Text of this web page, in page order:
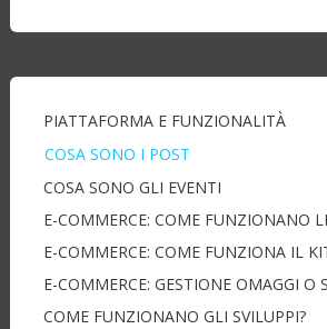
PIATTAFORMA E FUNZIONALITÀ
COSA SONO I POST
COSA SONO GLI EVENTI
E-COMMERCE: COME FUNZIONANO
E-COMMERCE: COME FUNZIONA IL
E-COMMERCE: GESTIONE OMAGGI O
COME FUNZIONANO GLI SVILUPPI?